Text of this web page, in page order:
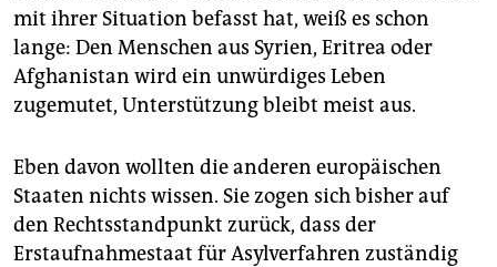
mit ihrer Situation befasst hat, weiß es schon
lange: Den Menschen aus Syrien, Eritrea oder
Afghanistan wird ein unwürdiges Leben
zugemutet, Unterstützung bleibt meist aus.
Eben davon wollten die anderen europäischen
Staaten nichts wissen. Sie zogen sich bisher auf
den Rechtsstandpunkt zurück, dass der
Erstaufnahmestaat für Asylverfahren zuständig